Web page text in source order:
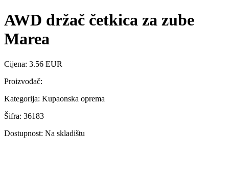
AWD držač četkica za zube
Marea
Cijena: 3.56 EUR
Proizvođač:
Kategorija: Kupaonska oprema
Šifra: 36183
Dostupnost: Na skladištu